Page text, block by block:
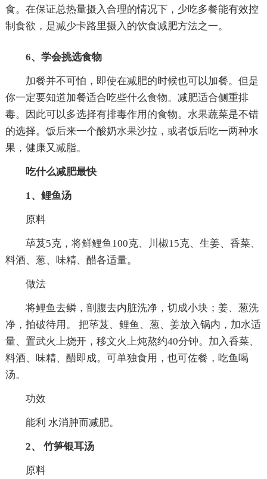
食。在保证总热量摄入合理的情况下，少吃多餐能有效控
制食欲，是减少卡路里摄入的饮食减肥方法之一。
6、学会挑选食物
加餐并不可怕，即使在减肥的时候也可以加餐。但是
你一定要知道加餐适合吃些什么食物。减肥适合侧重排
毒。因此可以多选择有排毒作用的食物。水果蔬菜是不错
的选择。饭后来一个酸奶水果沙拉，或者饭后吃一两种水
果，健康又减脂。
吃什么减肥最快
1、鲤鱼汤
原料
荜芨5克，将鲜鲤鱼100克、川椒15克、生姜、香菜、
料酒、葱、味精、醋各适量。
做法
将鲤鱼去鳞，剖腹去内脏洗净，切成小块；姜、葱洗
净，拍破待用。 把荜芨、鲤鱼、葱、姜放入锅内，加水适
量、置武火上烧开，移文火上炖熬约40分钟。加入香菜、
料酒、味精、醋即成。可单独食用，也可佐餐，吃鱼喝
汤。
功效
能利 水消肿而减肥。
2、 竹笋银耳汤
原料